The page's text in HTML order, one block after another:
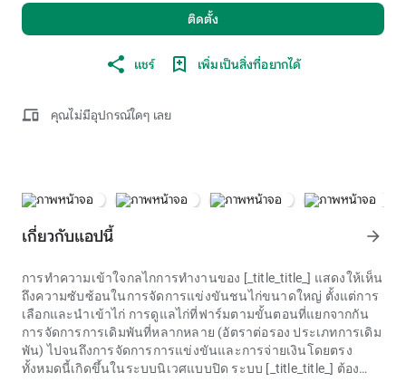
ติดตั้ง
แชร์ เพิ่มเป็นสิ่งที่อยากได้
devices คุณไม่มีอุปกรณ์ใดๆ เลย
เกี่ยวกับแอปนี้ arrow_forward
การทำความเข้าใจกลไกการทำงานของ [_title_title_] แสดงให้เห็น
ถึงความซับซ้อนในการจัดการแข่งขันชนไก่ขนาดใหญ่ ตั้งแต่การ
เลือกและนำเข้าไก่ การดูแลไก่ที่ฟาร์มตามขั้นตอนที่แยกจากกัน
การจัดการการเดิมพันที่หลากหลาย (อัตราต่อรอง ประเภทการเดิม
พัน) ไปจนถึงการจัดการการแข่งขันและการจ่ายเงินโดยตรง
ทั้งหมดนี้เกิดขึ้นในระบบนิเวศแบบปิด ระบบ [_title_title_] ต้อง